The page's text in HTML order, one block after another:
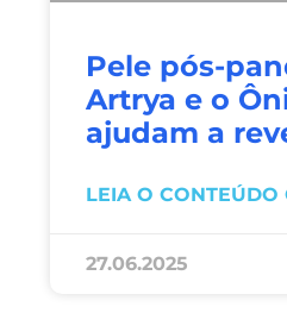
Pele pós-
Artrya e o
ajudam a
LEIA O CONTEÚDO
27.06.2025